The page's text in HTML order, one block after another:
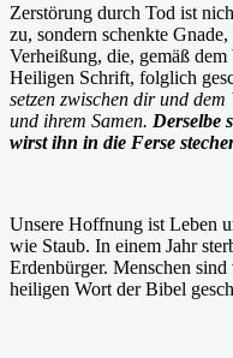
Zerstörung durch Tod ist
zu, sondern schenkte
Verheißung, die, gemäß
Heiligen Schrift, folglich
setzen zwischen dir und
und ihrem Samen. Derselbe
wirst ihn in die Ferse
Unsere Hoffnung ist Leben
wie Staub. In einem Jahr
Erdenbürger. Menschen
heiligen Wort der Bibel